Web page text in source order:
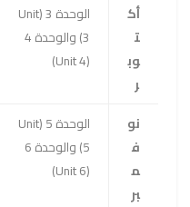
أك
ت
وب
ر
الوحدة 3 (Unit
3) والوحدة 4
(Unit 4)
نو
ف
م
بر
الوحدة 5 (Unit
5) والوحدة 6
(Unit 6)